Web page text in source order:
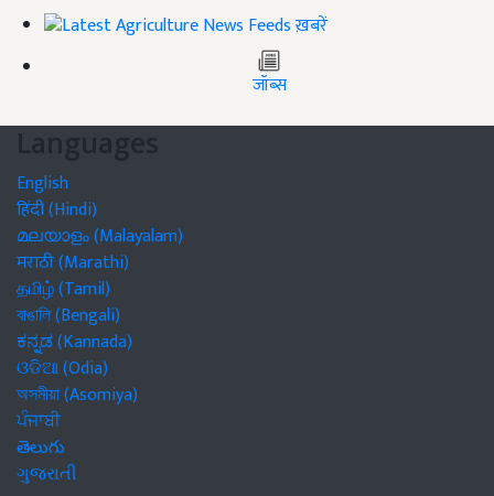
ख़बरें
जॉब्स
Languages
English
हिंदी (Hindi)
മലയാളം (Malayalam)
मराठी (Marathi)
தமிழ் (Tamil)
বাঙালি (Bengali)
ಕನ್ನಡ (Kannada)
ଓଡିଆ (Odia)
অসমীয়া (Asomiya)
ਪੰਜਾਬੀ
తెలుగు
ગુજરાતી